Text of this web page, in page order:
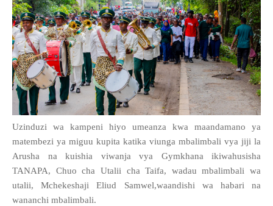
Uzinduzi wa kampeni hiyo umeanza kwa maandamano ya
matembezi ya miguu kupita katika viunga mbalimbali vya jiji la
Arusha na kuishia viwanja vya Gymkhana ikiwahusisha
TANAPA, Chuo cha Utalii cha Taifa, wadau mbalimbali wa
utalii, Mchekeshaji Eliud Samwel,waandishi wa habari na
wananchi mbalimbali.